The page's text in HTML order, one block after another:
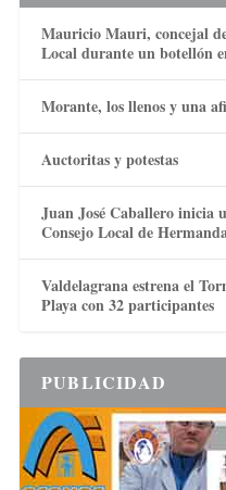
Mauricio Mauri, concejal
Local durante un botellón
Morante, los llenos y una
Auctoritas y potestas
Juan José Caballero inicia
Consejo Local de
Valdelagrana estrena el
Playa con 32 participantes
PUBLICIDAD